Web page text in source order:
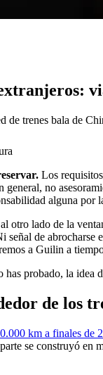
trenes bala de
Los
no
alguna por
lado de la
de
a Guilin a
probado, la
de los
km a finales de
se construyó